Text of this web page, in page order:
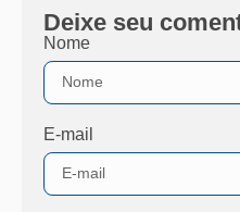
Deixe seu
Nome
E-mail